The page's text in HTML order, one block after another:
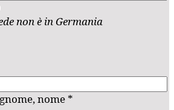
non è in Germania
nome *